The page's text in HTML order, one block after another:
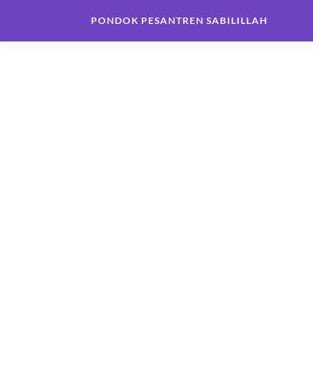
PONDOK PESANTREN SABILILLAH